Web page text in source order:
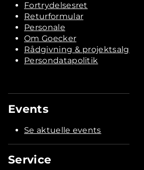
Fortrydelsesret
Returformular
Personale
Om Goecker
Rådgivning & projektsalg
Persondatapolitik
Events
Se aktuelle events
Service